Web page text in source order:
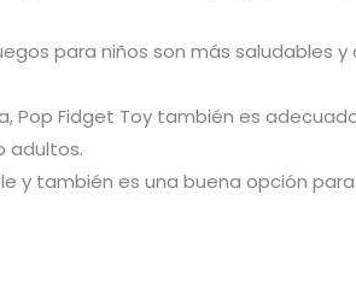
para niños son más
Pop Fidget Toy también es
adultos.
y también es una buena opción